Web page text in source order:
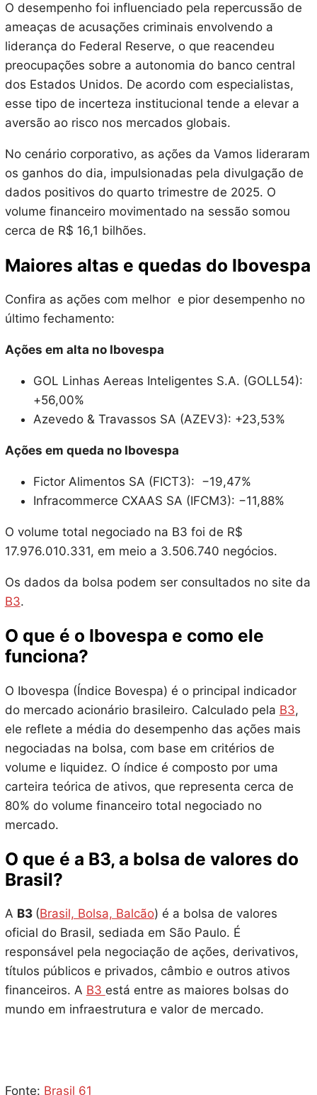
O desempenho foi influenciado pela repercussão de
ameaças de acusações criminais envolvendo a
liderança do Federal Reserve, o que reacendeu
preocupações sobre a autonomia do banco central
dos Estados Unidos. De acordo com especialistas,
esse tipo de incerteza institucional tende a elevar a
aversão ao risco nos mercados globais.
No cenário corporativo, as ações da Vamos lideraram
os ganhos do dia, impulsionadas pela divulgação de
dados positivos do quarto trimestre de 2025. O
volume financeiro movimentado na sessão somou
cerca de R$ 16,1 bilhões.
Maiores altas e quedas do Ibovespa
Confira as ações com melhor e pior desempenho no
último fechamento:
Ações em alta no Ibovespa
GOL Linhas Aereas Inteligentes S.A. (GOLL54):
+56,00%
Azevedo & Travassos SA (AZEV3): +23,53%
Ações em queda no Ibovespa
Fictor Alimentos SA (FICT3): −19,47%
Infracommerce CXAAS SA (IFCM3): −11,88%
O volume total negociado na B3 foi de R$
17.976.010.331, em meio a 3.506.740 negócios.
Os dados da bolsa podem ser consultados no site da
B3.
O que é o Ibovespa e como ele
funciona?
O Ibovespa (Índice Bovespa) é o principal indicador
do mercado acionário brasileiro. Calculado pela B3,
ele reflete a média do desempenho das ações mais
negociadas na bolsa, com base em critérios de
volume e liquidez. O índice é composto por uma
carteira teórica de ativos, que representa cerca de
80% do volume financeiro total negociado no
mercado.
O que é a B3, a bolsa de valores do
Brasil?
A B3 (Brasil, Bolsa, Balcão) é a bolsa de valores
oficial do Brasil, sediada em São Paulo. É
responsável pela negociação de ações, derivativos,
títulos públicos e privados, câmbio e outros ativos
financeiros. A B3 está entre as maiores bolsas do
mundo em infraestrutura e valor de mercado.
Fonte: Brasil 61